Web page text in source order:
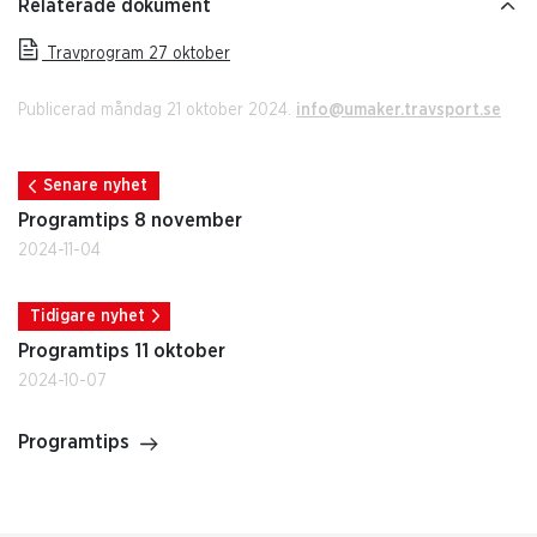
Relaterade dokument
Travprogram 27 oktober
Publicerad måndag 21 oktober 2024. info@umaker.travsport.se
Senare nyhet
Programtips 8 november
2024-11-04
Tidigare nyhet
Programtips 11 oktober
2024-10-07
Programtips